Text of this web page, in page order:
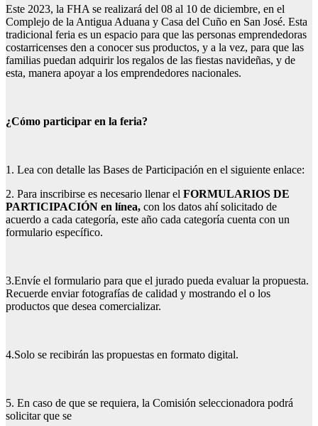
Este 2023, la FHA se realizará del 08 al 10 de diciembre, en el
Complejo de la Antigua Aduana y Casa del Cuño en San José. Esta
tradicional feria es un espacio para que las personas emprendedoras
costarricenses den a conocer sus productos, y a la vez, para que las
familias puedan adquirir los regalos de las fiestas navideñas, y de
esta, manera apoyar a los emprendedores nacionales.
¿Cómo participar en la feria?
1. Lea con detalle las Bases de Participación en el siguiente enlace:
2. Para inscribirse es necesario llenar el FORMULARIOS DE
PARTICIPACIÓN en línea, con los datos ahí solicitado de
acuerdo a cada categoría, este año cada categoría cuenta con un
formulario específico.
3.Envíe el formulario para que el jurado pueda evaluar la propuesta.
Recuerde enviar fotografías de calidad y mostrando el o los
productos que desea comercializar.
4.Solo se recibirán las propuestas en formato digital.
5. En caso de que se requiera, la Comisión seleccionadora podrá
solicitar que se